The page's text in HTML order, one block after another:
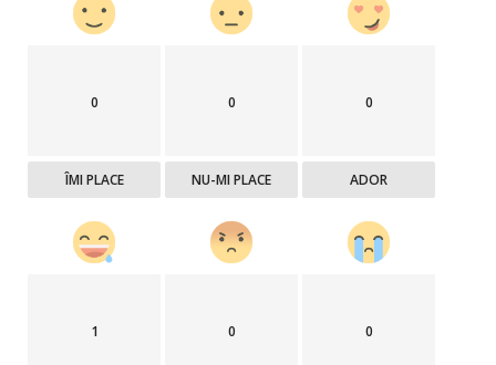
0
ÎMI PLACE
0
NU-MI PLACE
0
ADOR
1 0 0